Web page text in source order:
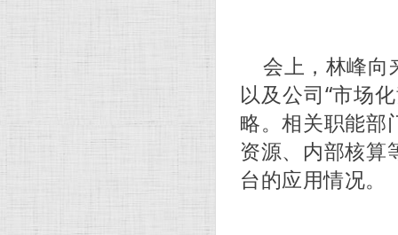
会上，林峰向
以及公司“市场
略。相关职能部
资源、内部核算
台的应用情况。